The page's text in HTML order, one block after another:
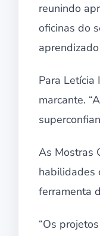
reunindo
oficinas do
Para Letícia
marcante.
As Mostras
habilidades
ferramenta
“Os